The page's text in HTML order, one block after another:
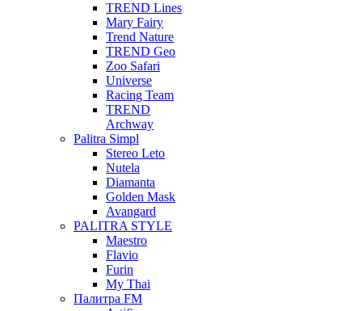
TREND Lines
Mary Fairy
Trend Nature
TREND Geo
Zoo Safari
Universe
Racing Team
TREND
Archway
Palitra Simpl
Stereo Leto
Nutela
Diamanta
Golden Mask
Avangard
PALITRA STYLE
Maestro
Flavio
Furin
My Thai
Палитра FM